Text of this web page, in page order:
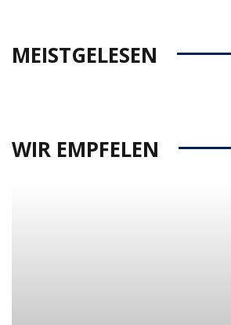
MEISTGELESEN
WIR EMPFELEN